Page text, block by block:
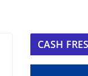
CASH